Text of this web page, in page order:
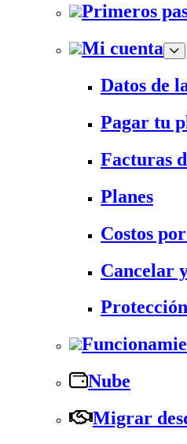
Primeros
Mi cuenta
Datos de
Pagar tu
Facturas
Planes
Costos
Cancelar
Nube
Migrar